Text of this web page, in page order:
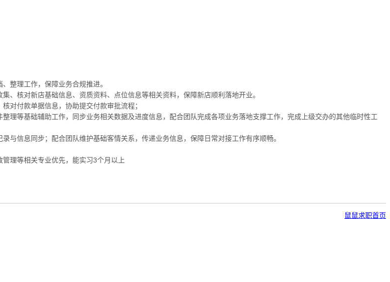
整理工作，保障业务合规推进。
、核对新店基础信息、资质资料、点位信息等相关资料，保障新店顺利落地开业。
对付款单据信息，协助提交付款审批流程；
理等基础辅助工作，同步业务相关数据及进度信息，配合团队完成各项业务落地支撑工作，完成上级交办的其他临时性工
与信息同步；配合团队维护基础客情关系，传递业务信息，保障日常对接工作有序顺畅。
理等相关专业优先，能实习3个月以上
鼠鼠求职首页